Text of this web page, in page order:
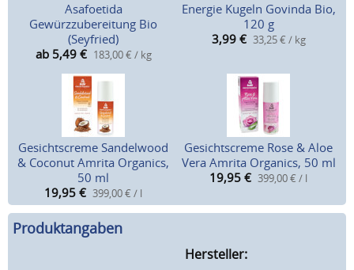
Asafoetida
Gewürzzubereitung Bio
(Seyfried)
ab 5,49 € 183,00 € / kg
Energie Kugeln Govinda Bio,
120 g
3,99 € 33,25 € / kg
Gesichtscreme Sandelwood
& Coconut Amrita Organics,
50 ml
19,95 € 399,00 € / l
Gesichtscreme Rose & Aloe
Vera Amrita Organics, 50 ml
19,95 € 399,00 € / l
Produktangaben
Hersteller: